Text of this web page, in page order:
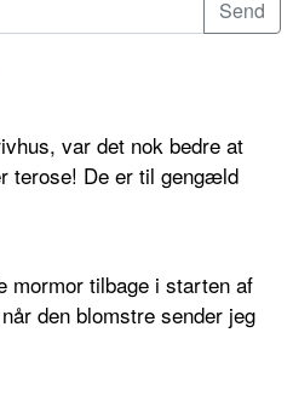
var det nok bedre at
terose! De er til gengæld
mormor tilbage i starten af
den blomstre sender jeg